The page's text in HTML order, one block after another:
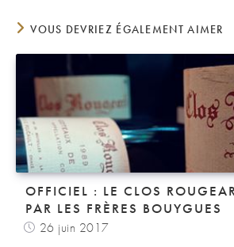
VOUS DEVRIEZ ÉGALEMENT AIMER
OFFICIEL : LE CLOS
PAR LES FRÈRES BOUYGUES
26 juin 2017